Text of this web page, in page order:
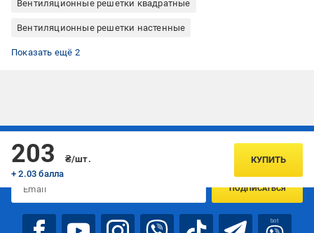
Вентиляционные решетки квадратные
Вентиляционные решетки настенные
Вентиляционные решетки настенно-потолочное
Вентиляционные решетки металлические
Показать ещё 2
203
₴/шт.
+ 2.03 балла
КУПИТЬ
Подписывайтесь, чтобы узнавать первым об акцияx и
ПОДПИСАТЬСЯ
bot